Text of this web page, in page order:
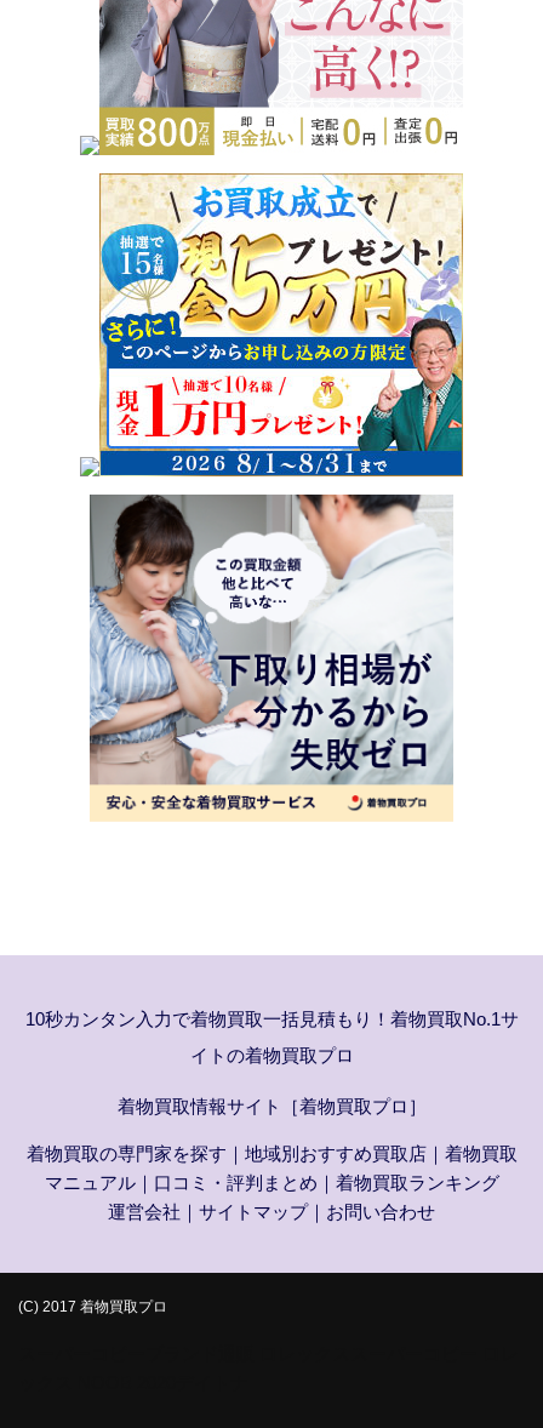
10秒カンタン入力で着物買取一括見積もり！着物買取No.1サ
イトの着物買取プロ
着物買取情報サイト［着物買取プロ］
着物買取の専門家を探す ｜ 地域別おすすめ買取店｜ 着物買取
マニュアル｜ 口コミ・評判まとめ ｜ 着物買取ランキング
運営会社 ｜ サイトマップ｜ お問い合わせ
(C) 2017 着物買取プロ